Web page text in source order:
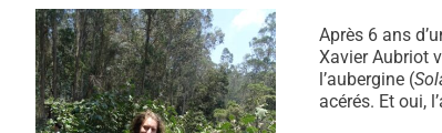
Après 6 ans
Xavier Aubriot
l’aubergine (
acérés. Et oui,